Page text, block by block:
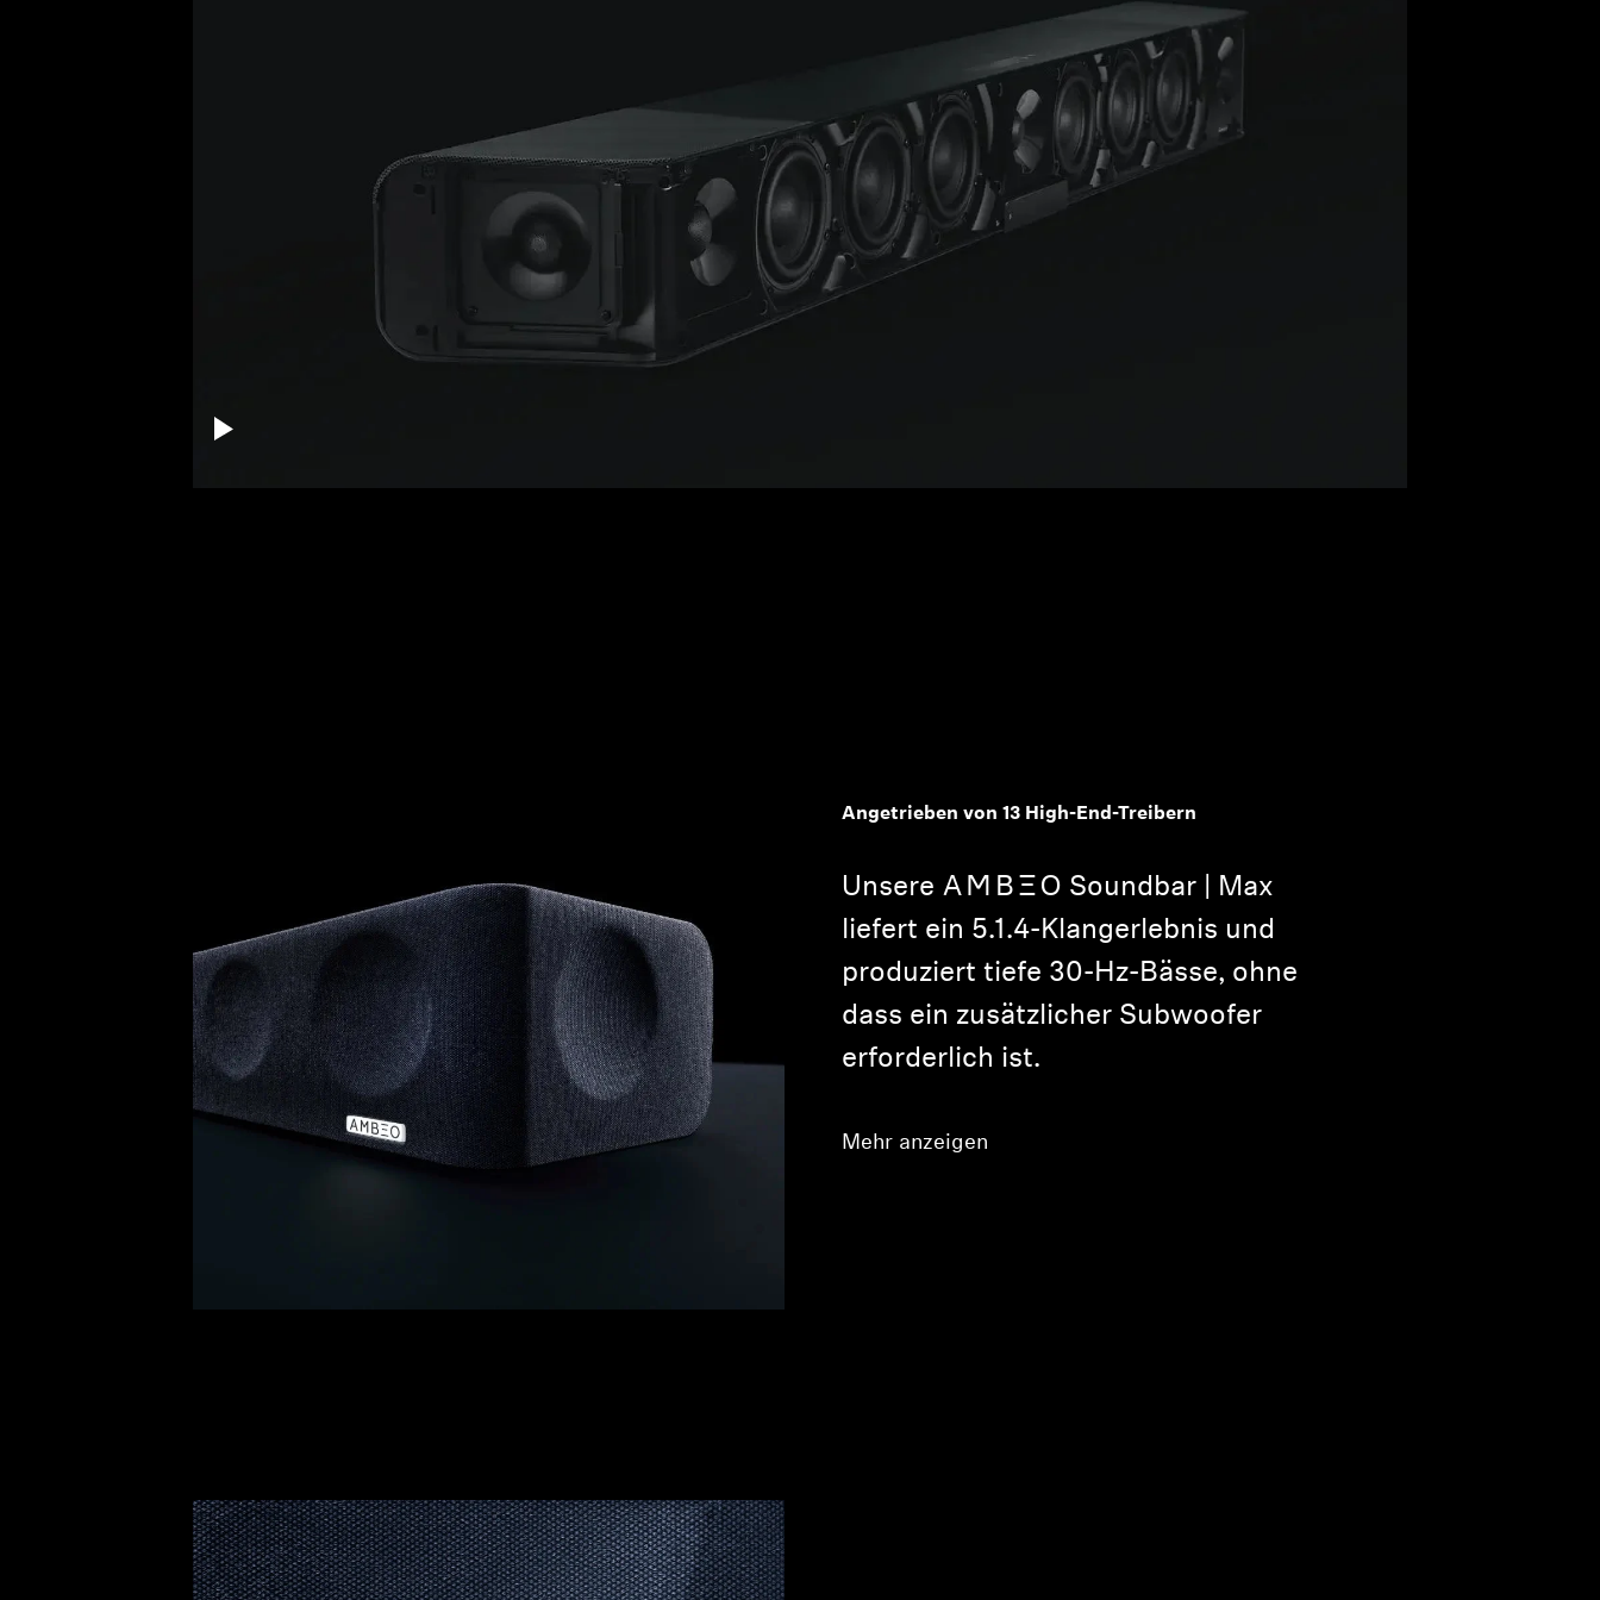
Angetrieben von 13 High-End-Treibern
Unsere -AMBEO- Soundbar | Max
liefert ein 5.1.4-Klangerlebnis und
produziert tiefe 30-Hz-Bässe, ohne
dass ein zusätzlicher Subwoofer
erforderlich ist.
Mehr anzeigen
Anmeldung erforderlich
Melden Sie sich bei Ihrem Konto an, um Produkte zu Ihrer
Wunschliste hinzuzufügen und Ihre zuvor gespeicherten